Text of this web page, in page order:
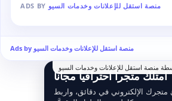
ADS BY منصة استقل للإعلانات وخدمات السيو
Ads by منصة استقل للإعلانات وخدمات السيو
منصة استقل للإعلانات وخدمات السيو
امتلك متجراً احترافياً مجانا
متجرك الإلكتروني في دقائق، واربط